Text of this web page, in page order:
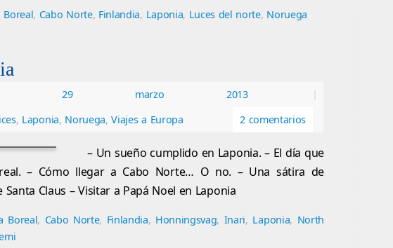
Boreal, Cabo Norte, Finlandia, Laponia, Luces del norte, Noruega
29 marzo 2013
, Laponia, Noruega,Viajes a Europa 2 comentarios
– Un sueño cumplido en Laponia. – El día que
– Cómo llegar a Cabo Norte… O no. – Una sátira de
Santa Claus – Visitar a Papá Noel en Laponia
Boreal, Cabo Norte, Finlandia, Honningsvag, Inari, Laponia, North